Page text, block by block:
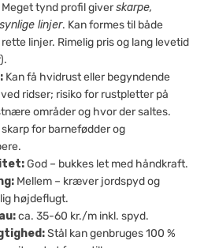
Meget tynd profil giverskarpe,
linjer. Kan formes til både
linjer. Rimelig pris og lang levetid
Kan få hvidrust eller begyndende
ridser; risiko for rust­pletter på
områder og hvor der saltes.
for barne­fødder og
God – bukkes let med håndkraft.
Mellem – kræver jordspyd og
højdeflugt.
ca. 35-60 kr./m inkl. spyd.
Stål kan genbruges 100 %